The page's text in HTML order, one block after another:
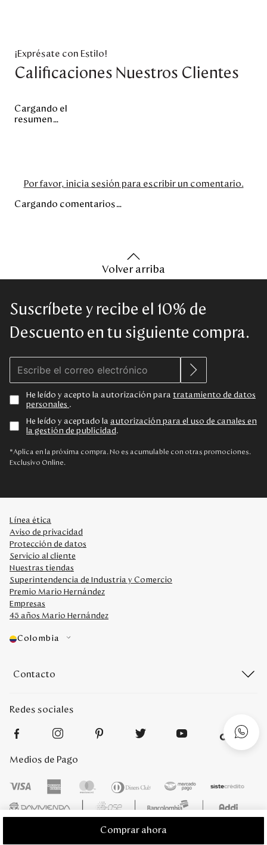
Comprar ahora
¡Exprésate con Estilo!
Calificaciones Nuestros Clientes
Cargando el
resumen…
Por favor, inicia sesión para escribir un comentario.
Cargando comentarios…
Volver arriba
Suscríbete y recibe el 10% de
Descuento en tu siguiente compra.
He leído y acepto la autorización para tratamiento de datos
personales .
He leído y aceptado la autorización para el uso de canales en
la gestión de publicidad .
*Aplica en la próxima compra. No es acumulable con otras promociones.
Exclusivo Online.
Línea ética
Aviso de privacidad
Protección de datos
Servicio al cliente
Nuestras tiendas
Superintendencia de Industria y Comercio
Premio Mario Hernández
Empresas
45 años Mario Hernández
Colombia
Contacto
Redes sociales
Medios de Pago
Mario Hernández 2022. Derechos reservados. Desarrollado por